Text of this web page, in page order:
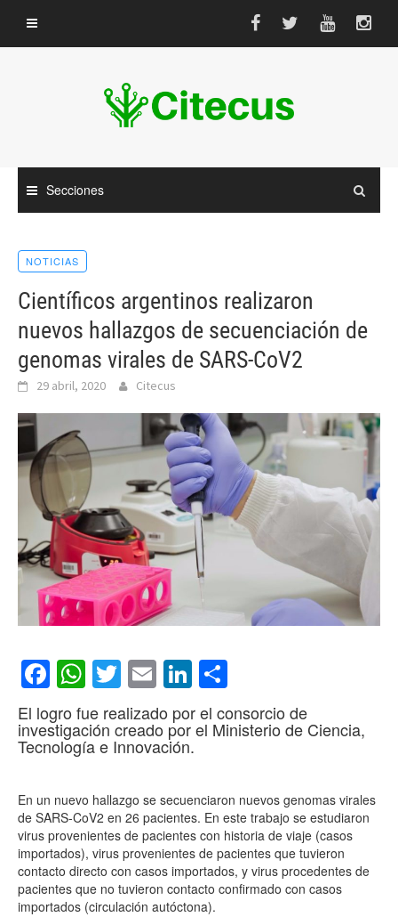
contenido
Secciones
NOTICIAS
Científicos argentinos realizaron
nuevos hallazgos de secuenciación de
genomas virales de SARS-CoV2
29 abril, 2020 Citecus
Facebook
WhatsApp
Twitter
EmailLinkedIn
El logro fue realizado por el consorcio de
investigación creado por el Ministerio de Ciencia,
Tecnología e Innovación.
En un nuevo hallazgo se secuenciaron nuevos genomas virales
de SARS-CoV2 en 26 pacientes. En este trabajo se estudiaron
virus provenientes de pacientes con historia de viaje (casos
importados), virus provenientes de pacientes que tuvieron
contacto directo con casos importados, y virus procedentes de
pacientes que no tuvieron contacto confirmado con casos
importados (circulación autóctona).